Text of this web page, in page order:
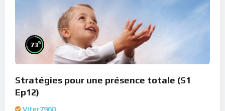
73%
Stratégies pour une présence totale (S1
Ep12)
Viter7960